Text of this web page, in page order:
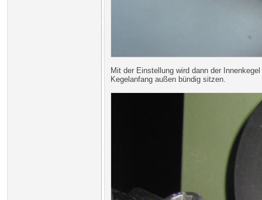
Mit der Einstellung wird dann der
Kegelanfang außen bündig sitzen.